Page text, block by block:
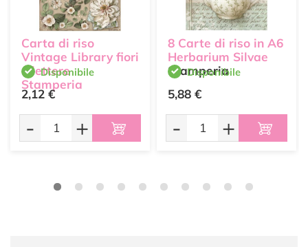
Carta di riso
Vintage Library fiori
e lettere
Stamperia
Stamperia
Disponibile
2,12 €
- +
8 Carte di riso in A6
Herbarium Silvae
Stamperia
Disponibile
5,88 €
- +